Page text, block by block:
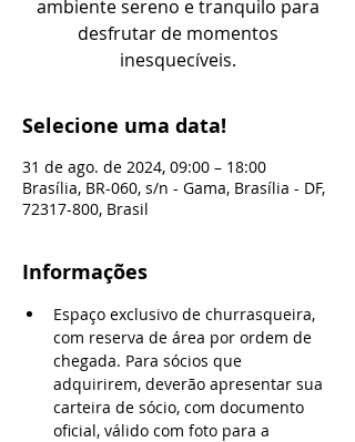
ambiente sereno e tranquilo para
desfrutar de momentos
inesquecíveis.
Selecione uma data!
31 de ago. de 2024, 09:00 – 18:00
Brasília, BR-060, s/n - Gama, Brasília - DF,
72317-800, Brasil
Informações
Espaço exclusivo de churrasqueira,
com reserva de área por ordem de
chegada. Para sócios que
adquirirem, deverão apresentar sua
carteira de sócio, com documento
oficial, válido com foto para a